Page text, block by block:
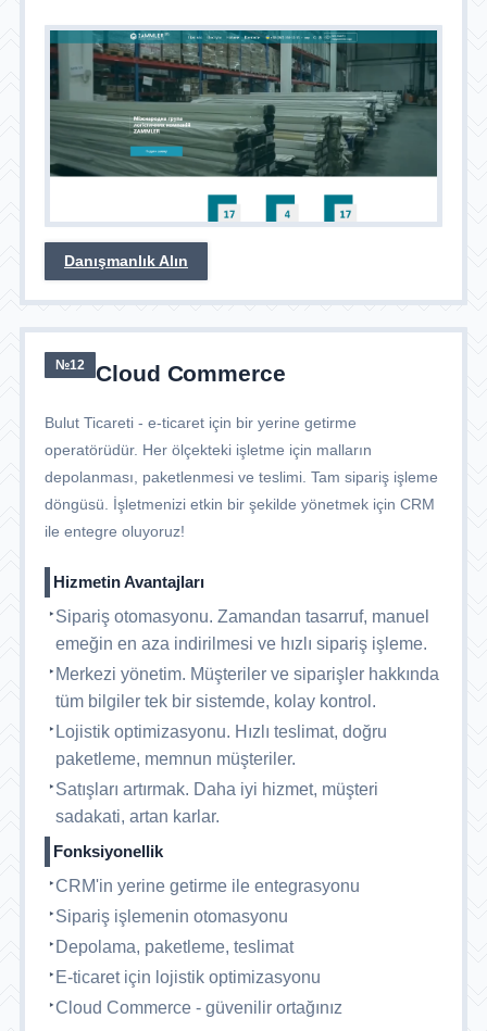
Danışmanlık Alın
№12 Cloud Commerce
Bulut Ticareti - e-ticaret için bir yerine getirme
operatörüdür. Her ölçekteki işletme için malların
depolanması, paketlenmesi ve teslimi. Tam sipariş işleme
döngüsü. İşletmenizi etkin bir şekilde yönetmek için CRM
ile entegre oluyoruz!
Hizmetin Avantajları
Sipariş otomasyonu. Zamandan tasarruf, manuel
emeğin en aza indirilmesi ve hızlı sipariş işleme.
Merkezi yönetim. Müşteriler ve siparişler hakkında
tüm bilgiler tek bir sistemde, kolay kontrol.
Lojistik optimizasyonu. Hızlı teslimat, doğru
paketleme, memnun müşteriler.
Satışları artırmak. Daha iyi hizmet, müşteri
sadakati, artan karlar.
Fonksiyonellik
CRM'in yerine getirme ile entegrasyonu
Sipariş işlemenin otomasyonu
Depolama, paketleme, teslimat
E-ticaret için lojistik optimizasyonu
Cloud Commerce - güvenilir ortağınız